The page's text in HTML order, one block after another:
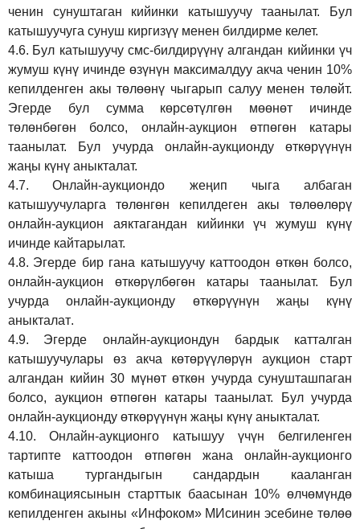
ченин сунуштаган кийинки катышуучу таанылат. Бул
катышуучуга сунуш киргизүү менен билдирме келет.
4.6. Бул катышуучу смс-билдирүүнү алгандан кийинки үч
жумуш күнү ичинде өзүнүн максималдуу акча ченин 10%
кепилденген акы төлөөнү чыгарып салуу менен төлөйт.
Эгерде бул сумма көрсөтүлгөн мөөнөт ичинде
төлөнбөгөн болсо, онлайн-аукцион өтпөгөн катары
таанылат. Бул учурда онлайн-аукционду өткөрүүнүн
жаңы күнү аныкталат.
4.7.
Онлайн-аукциондо жеңип чыга албаган
катышуучуларга төлөнгөн кепилдеген акы төлөөлөрү
онлайн-аукцион аяктагандан кийинки үч жумуш күнү
ичинде кайтарылат.
4.8. Эгерде бир гана катышуучу каттоодон өткөн болсо,
онлайн-аукцион өткөрүлбөгөн катары таанылат.
Бул
учурда онлайн-аукционду өткөрүүнүн жаңы күнү
аныкталат.
4.9.
Эгерде онлайн-аукциондун бардык катталган
катышуучулары өз акча көтөрүүлөрүн аукцион старт
алгандан кийин 30 мүнөт өткөн учурда сунушташпаган
болсо, аукцион өтпөгөн катары таанылат. Бул учурда
онлайн-аукционду өткөрүүнүн жаңы күнү аныкталат.
4.10.
Онлайн-аукционго катышуу үчүн белгиленген
тартипте каттоодон өтпөгөн жана онлайн-аукционго
катыша тургандыгын сандардын кааланган
комбинациясынын старттык баасынан 10% өлчөмүндө
кепилденген акыны «Инфоком» МИсинин эсебине төлөө